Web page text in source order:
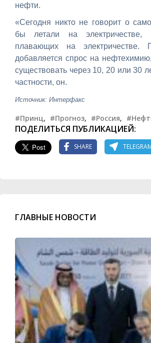
нефти.
«Сегодня никто не говорит о
бы летали на электричестве,
плавающих на
добавляется спрос на
существовать через 10, 20 или 30
частности, он.
Источник: Интерфакс
#Принц, #Прогноз, #Россия,
ПОДЕЛИТЬСЯ ПУБЛИКАЦИЕЙ:
SHARE
ГЛАВНЫЕ НОВОСТИ